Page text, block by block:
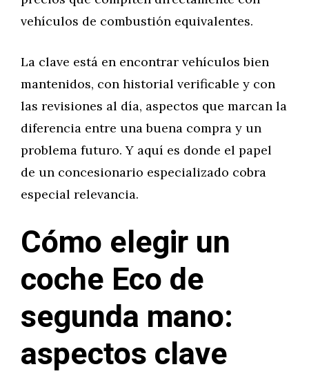
vehículos de combustión equivalentes.
La clave está en encontrar vehículos bien
mantenidos, con historial verificable y con
las revisiones al día, aspectos que marcan la
diferencia entre una buena compra y un
problema futuro. Y aquí es donde el papel
de un concesionario especializado cobra
especial relevancia.
Cómo elegir un
coche Eco de
segunda mano:
aspectos clave